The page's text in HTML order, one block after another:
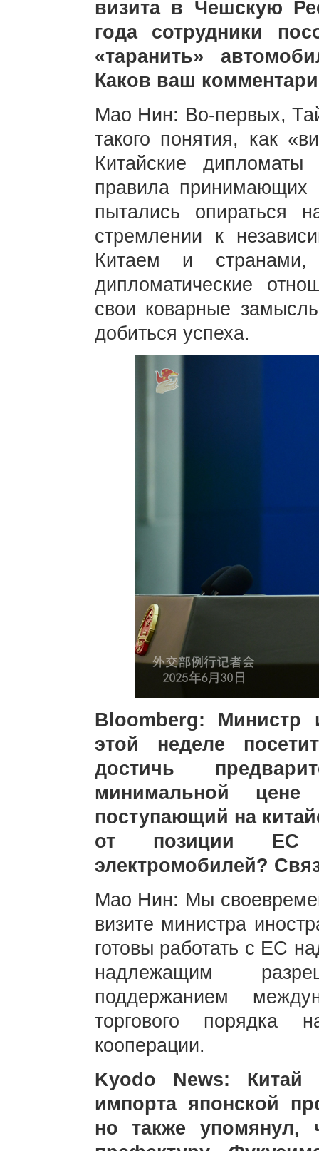
визита в Чешскую
года сотрудники
«таранить»
Каков ваш
Мао Нин: Во-первых,
такого понятия, как
Китайские
правила
пытались опираться
стремлении к
Китаем и
дипломатические
свои коварные
добиться успеха.
Bloomberg:
этой неделе
достичь
минимальной
поступающий на
от позиции ЕС
электромобилей?
Мао Нин: Мы
визите министра
готовы работать с ЕС
надлежащим
поддержанием
торгового порядка
кооперации.
Kyodo News: Китай
импорта японской
но также упомянул,